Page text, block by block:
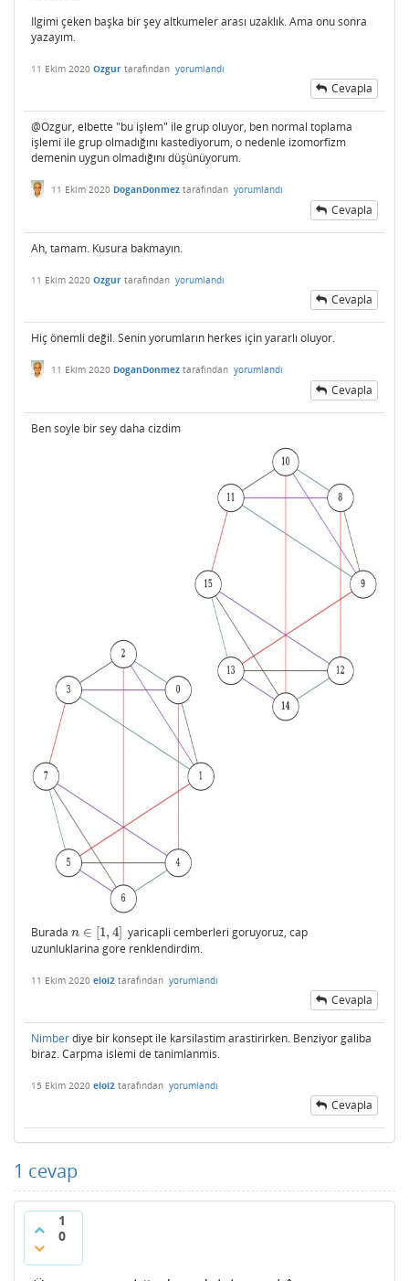
Ilgimi çeken başka bir şey altkumeler arası uzaklık. Ama onu sonra
yazayım.
11 Ekim 2020 Ozgur tarafından yorumlandı
Cevapla
@Ozgur, elbette "bu işlem" ile grup oluyor, ben normal toplama
işlemi ile grup olmadığını kastediyorum, o nedenle izomorfizm
demenin uygun olmadığını düşünüyorum.
11 Ekim 2020 DoganDonmez tarafından yorumlandı
Cevapla
Ah, tamam. Kusura bakmayın.
11 Ekim 2020 Ozgur tarafından yorumlandı
Cevapla
Hiç önemli değil. Senin yorumların herkes için yararlı oluyor.
11 Ekim 2020 DoganDonmez tarafından yorumlandı
Cevapla
Ben soyle bir sey daha cizdim
Burada n ∈ [1, 4]
n∈[1 4]
yaricapli cemberleri goruyoruz, cap
uzunluklarina gore renklendirdim.
11 Ekim 2020 eloi2 tarafından yorumlandı
Cevapla
Nimberdiye bir konsept ile karsilastim arastirirken. Benziyor galiba
biraz. Carpma islemi de tanimlanmis.
15 Ekim 2020 eloi2 tarafından yorumlandı
Cevapla
1 cevap
1
0